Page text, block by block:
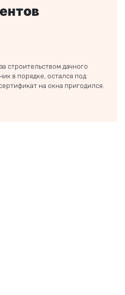
строительством дачного
в порядке, остался под
на окна пригодился.